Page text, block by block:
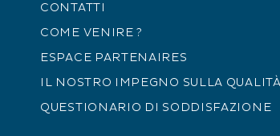
Dal 08/02 al 17/11/2024,
Dal 20/12/2024 al 07/01/
Dal 08/02 al 17/11/2025,
CONTATTI
COME VENIRE ?
ESPACE PARTENAIRES
IL NOSTRO IMPEGNO SULLA QUALITÀ
QUESTIONARIO DI SODDISFAZIONE